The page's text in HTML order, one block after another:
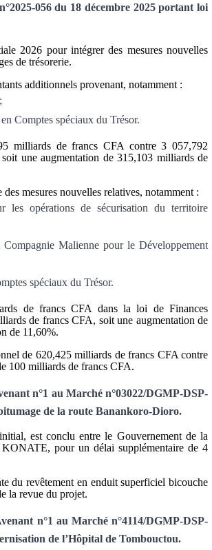
056 du 18 décembre 2025 portant loi
2026 pour intégrer des mesures nouvelles
de trésorerie.
additionnels provenant, notamment :
Comptes spéciaux du Trésor.
milliards de francs CFA contre 3 057,792
une augmentation de 315,103 milliards de
mesures nouvelles relatives, notamment :
les opérations de sécurisation du territoire
Malienne pour le Développement
spéciaux du Trésor.
de francs CFA dans la loi de Finances
de francs CFA, soit une augmentation de
de 11,60%.
de 620,425 milliards de francs CFA contre
100 milliards de francs CFA.
n°1 au Marché n°03022/DGMP-DSP-
de la route Banankoro-Dioro.
est conclu entre le Gouvernement de la
pour un délai supplémentaire de 4
du revêtement en enduit superficiel bicouche
la revue du projet.
n°1 au Marché n°4114/DGMP-DSP-
de l’Hôpital de Tombouctou.